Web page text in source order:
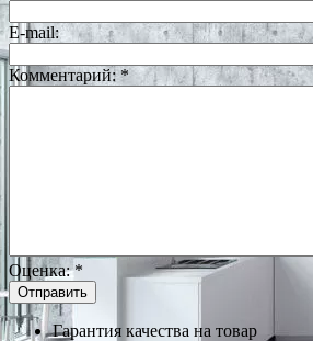
E-mail:
Комментарий: *
Оценка:*
Гарантия качества на товар